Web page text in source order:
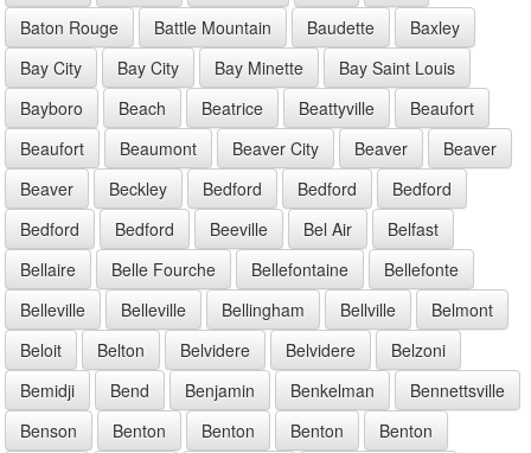
Baton Rouge
Battle Mountain Baudette
Baxley
Bay City
Bay City Bay Minette
Bay Saint Louis
Bayboro
Beach Beatrice Beattyville
Beaufort
Beaufort
Beaumont Beaver City Beaver
Beaver
Beaver
Beckley Bedford Bedford
Bedford
Bedford
Bedford Beeville Bel Air
Belfast
Bellaire
Belle Fourche Bellefontaine
Bellefonte
Belleville
Belleville Bellingham Bellville
Belmont
Beloit
Belton Belvidere Belvidere
Belzoni
Bemidji
Bend Benjamin Benkelman
Bennettsville
Benson
Benton Benton Benton
Benton